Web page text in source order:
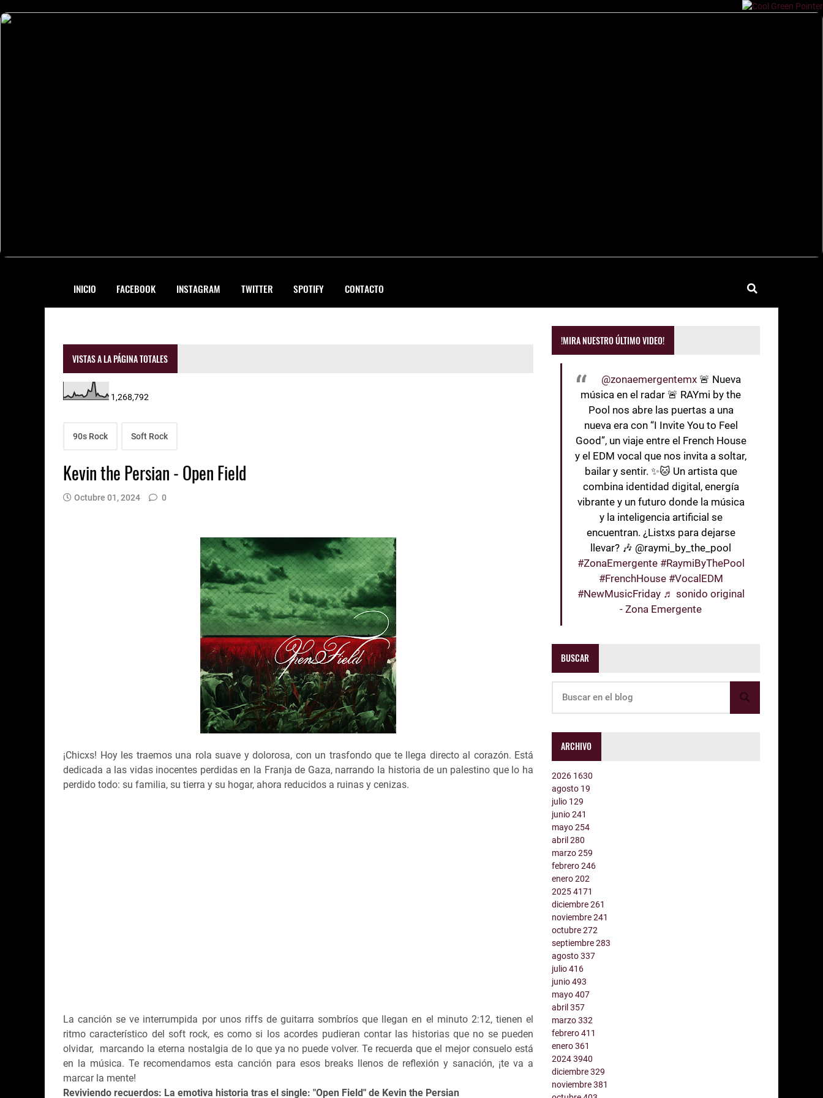
INICIO FACEBOOK INSTAGRAM TWITTER SPOTIFY CONTACTO
VISTAS A LA PÁGINA TOTALES
1,268,792
90s Rock Soft Rock
Kevin the Persian - Open Field
Octubre 01, 2024 0
¡Chicxs! Hoy les traemos una rola suave y dolorosa, con un trasfondo que te llega directo al corazón. Está
dedicada a las vidas inocentes perdidas en la Franja de Gaza, narrando la historia de un palestino que lo ha
perdido todo: su familia, su tierra y su hogar, ahora reducidos a ruinas y cenizas.
La canción se ve interrumpida por unos riffs de guitarra sombríos que llegan en el minuto 2:12, tienen el
ritmo característico del soft rock, es como si los acordes pudieran contar las historias que no se pueden
olvidar, marcando la eterna nostalgia de lo que ya no puede volver. Te recuerda que el mejor consuelo está
en la música. Te recomendamos esta canción para esos breaks llenos de reflexión y sanación, ¡te va a
marcar la mente!
Reviviendo recuerdos: La emotiva historia tras el single: "Open Field" de Kevin the Persian
!MIRA NUESTRO ÚLTIMO VIDEO!
@zonaemergentemx 🚨 Nueva
música en el radar 🚨 RAYmi by the
Pool nos abre las puertas a una
nueva era con “I Invite You to Feel
Good”, un viaje entre el French House
y el EDM vocal que nos invita a soltar,
bailar y sentir. ✨🐱 Un artista que
combina identidad digital, energía
vibrante y un futuro donde la música
y la inteligencia artificial se
encuentran. ¿Listxs para dejarse
llevar? 🎶 @raymi_by_the_pool
#ZonaEmergente #RaymiByThePool
#FrenchHouse #VocalEDM
#NewMusicFriday ♬ sonido original
- Zona Emergente
BUSCAR
ARCHIVO
2026 1630
agosto 19
julio 129
junio241
mayo254
abril280
marzo259
febrero246
enero202
20254171
diciembre261
noviembre241
octubre272
septiembre283
agosto337
julio416
junio493
mayo407
abril357
marzo332
febrero411
enero361
20243940
diciembre329
noviembre381